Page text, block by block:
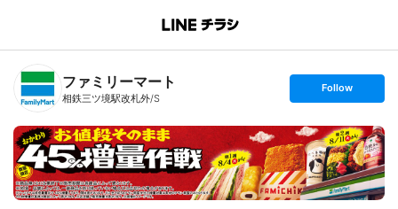
B
n
T
ファミリーマート
相鉄三ツ境駅改札外/S
s
t
o
l
l
o
w
Follow